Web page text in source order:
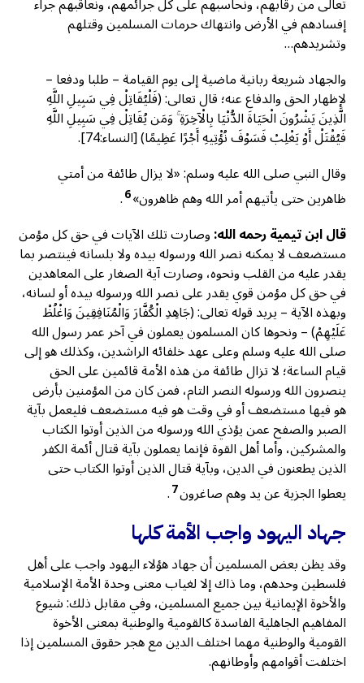
إفسادهم في الأرض وانتهاك حرمات المسلمين وقتلهم
وتشريدهم…
والجهاد شريعة ربانية ماضية إلى يوم القيامة – طلبا ودفعا –
لإظهار الحق والدفاع عنه؛ قال تعالى: (فَلْيُقَاتِلْ فِي سَبِيلِ اللَّهِ
الَّذِينَ يَشْرُونَ الْحَيَاةَ الدُّنْيَا بِالْآخِرَةِ ۚ وَمَن يُقَاتِلْ فِي سَبِيلِ اللَّهِ
فَيُقْتَلْ أَوْ يَغْلِبْ فَسَوْفَ نُؤْتِيهِ أَجْرًا عَظِيمًا) [النساء:74].
وقال النبي صلى الله عليه وسلم: «لا يزال طائفة من أمتي
ظاهرين حتى يأتيهم أمر الله وهم ظاهرون»6
.
قال ابن تيمية رحمه الله:وصارت تلك الآيات في حق كل مؤمن
مستضعف لا يمكنه نصر الله ورسوله بيده ولا بلسانه فينتصر بما
يقدر عليه من القلب ونحوه، وصارت آية الصغار على المعاهدين
في حق كل مؤمن قوي يقدر على نصر الله ورسوله بيده أو لسانه،
وبهذه الآية – يريد قوله تعالى: (جَاهِدِ الْكُفَّارَ وَالْمُنَافِقِينَ وَاغْلُظْ
عَلَيْهِمْ) – ونحوها كان المسلمون يعملون في آخر عمر رسول الله
صلى الله عليه وسلم وعلى عهد خلفائه الراشدين، وكذلك هو إلى
قيام الساعة؛ لا تزال طائفة من هذه الأمة قائمين على الحق
ينصرون الله ورسوله النصر التام، فمن كان من المؤمنين بأرض
هو فيها مستضعف أو في وقت هو فيه مستضعف فليعمل بآية
الصبر والصفح عمن يؤذي الله ورسوله من الذين أوتوا الكتاب
والمشركين، وأما أهل القوة فإنما يعملون بآية قتال أئمة الكفر
الذين يطعنون في الدين، وبآية قتال الذين أوتوا الكتاب حتى
يعطوا الجزية عن يد وهم صاغرون7
.
جهاد اليهود واجب الأمة كلها
وقد يظن بعض المسلمين أن جهاد هؤلاء اليهود واجب على أهل
فلسطين وحدهم، وما ذاك إلا لغياب معنى وحدة الأمة الإسلامية
والأخوة الإيمانية بين جميع المسلمين، وفي مقابل ذلك: شيوع
المفاهيم الجاهلية الفاسدة كالقومية والوطنية بمعنى الأخوة
القومية والوطنية مهما اختلف الدين مع هجر حقوق المسلمين إذا
اختلفت أقوامهم وأوطانهم.